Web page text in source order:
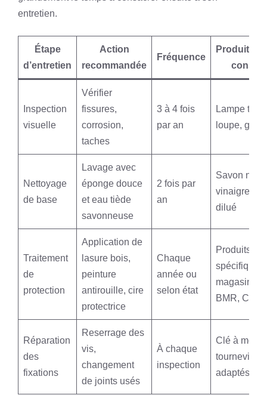
entretien.
Étape
d’entretien
Action
recommandée
Fréquence
Produits/
Inspection
visuelle
Vérifier
fissures,
corrosion,
taches
3 à 4 fois
par an
Lampe
loupe, gants
Nettoyage
de base
Lavage avec
éponge douce
et eau tiède
savonneuse
2 fois par
an
Savon noir,
vinaigre
dilué
Traitement
de
protection
Application de
lasure bois,
peinture
antirouille, cire
protectrice
Chaque
année ou
selon état
Produits
spécifiques
magasin
BMR,
Réparation
des
fixations
Reserrage des
vis,
changement
de joints usés
À chaque
inspection
Clé à
tournevis,
adaptés